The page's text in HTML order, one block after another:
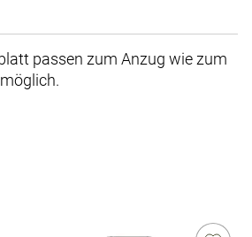
passen zum Anzug wie zum